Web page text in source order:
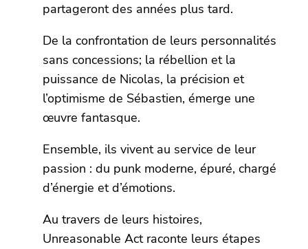
partageront des années plus tard.
De la confrontation de leurs personnalités
sans concessions; la rébellion et la
puissance de Nicolas, la précision et
l’optimisme de Sébastien, émerge une
œuvre fantasque.
Ensemble, ils vivent au service de leur
passion : du punk moderne, épuré, chargé
d’énergie et d’émotions.
Au travers de leurs histoires,
Unreasonable Act raconte leurs étapes